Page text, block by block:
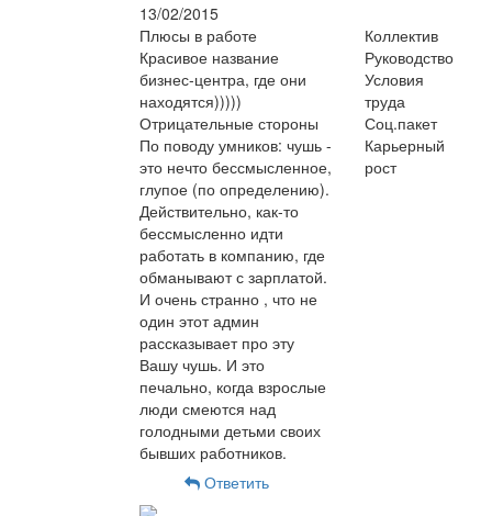
13/02/2015
Плюсы в работе
Красивое название
бизнес-центра, где они
находятся)))))
Отрицательные стороны
По поводу умников: чушь -
это нечто бессмысленное,
глупое (по определению).
Действительно, как-то
бессмысленно идти
работать в компанию, где
обманывают с зарплатой.
И очень странно , что не
один этот админ
рассказывает про эту
Вашу чушь. И это
печально, когда взрослые
люди смеются над
голодными детьми своих
бывших работников.
Коллектив
Руководство
Условия
труда
Соц.пакет
Карьерный
рост
Ответить